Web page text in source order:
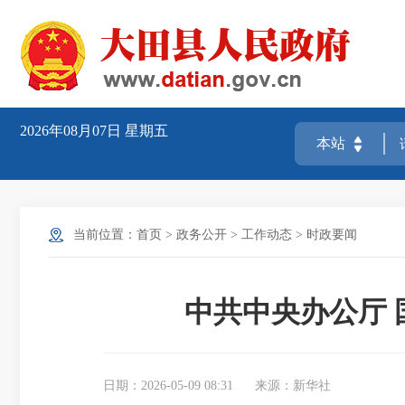
2026年08月07日 星期五
当前位置： 首页 > 政务公开 > 工作动态 > 时政要闻
中共中央办公厅
日期：2026-05-09 08:31 来源：新华社